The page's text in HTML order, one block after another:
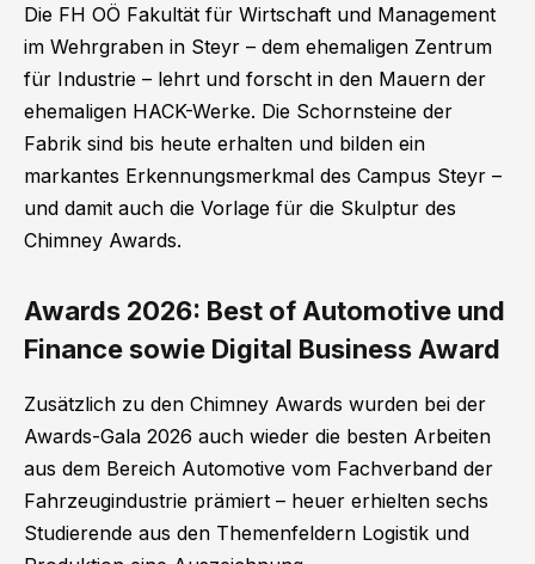
Die FH OÖ Fakultät für Wirtschaft und Management
im Wehrgraben in Steyr – dem ehemaligen Zentrum
für Industrie – lehrt und forscht in den Mauern der
ehemaligen HACK-Werke. Die Schornsteine der
Fabrik sind bis heute erhalten und bilden ein
markantes Erkennungsmerkmal des Campus Steyr –
und damit auch die Vorlage für die Skulptur des
Chimney Awards.
Awards 2026: Best of Automotive und
Finance sowie Digital Business Award
Zusätzlich zu den Chimney Awards wurden bei der
Awards-Gala 2026 auch wieder die besten Arbeiten
aus dem Bereich Automotive vom Fachverband der
Fahrzeugindustrie prämiert – heuer erhielten sechs
Studierende aus den Themenfeldern Logistik und